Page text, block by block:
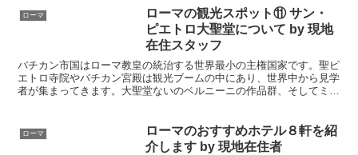
ローマ
ローマの観光スポット⑪ サン・
ピエトロ大聖堂について by 現地
在住スタッフ
バチカン市国はローマ教皇の統治する世界最小の主権国家です。聖ピ
エトロ寺院やバチカン宮殿は観光ブームの中にあり、世界中から見学
者が集まってきます。大聖堂ないのベルニーニの作品群、そしてミケ
ローマ
ローマのおすすめホテル８軒を紹
介します by 現地在住者